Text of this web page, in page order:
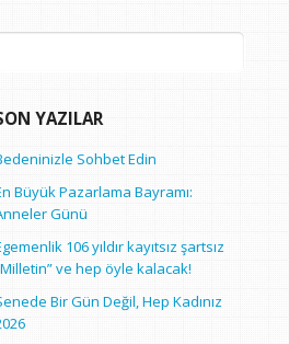
YAZILAR
Sohbet Edin
Büyük Pazarlama Bayramı:
Günü
106 yıldır kayıtsız şartsız
ve hep öyle kalacak!
Bir Gün Değil, Hep Kadınız